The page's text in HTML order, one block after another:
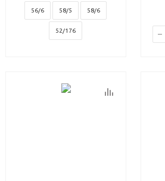
56/6 58/5 58/6
52/176